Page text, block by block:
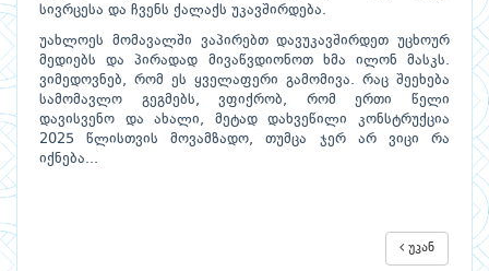
სივრცესა და ჩვენს ქალაქს უკავშირდება.
უახლოეს მომავალში ვაპირებთ დავუკავშირდეთ უცხოურ
მედიებს და პირადად მივაწვდიონოთ ხმა ილონ მასკს.
ვიმედოვნებ, რომ ეს ყველაფერი გამომივა. რაც შეეხება
სამომავლო გეგმებს, ვფიქრობ, რომ ერთი წელი
დავისვენო და ახალი, მეტად დახვეწილი კონსტრუქცია
2025 წლისთვის მოვამზადო, თუმცა ჯერ არ ვიცი რა
იქნება...
უკან